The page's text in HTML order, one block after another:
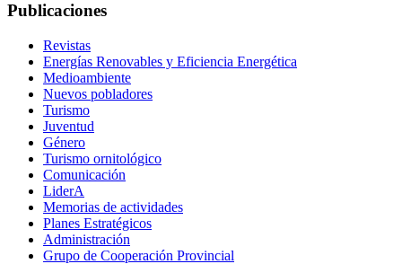
Publicaciones
Revistas
Energías Renovables y Eficiencia Energética
Medioambiente
Nuevos pobladores
Turismo
Juventud
Género
Turismo ornitológico
Comunicación
LiderA
Memorias de actividades
Planes Estratégicos
Administración
Grupo de Cooperación Provincial